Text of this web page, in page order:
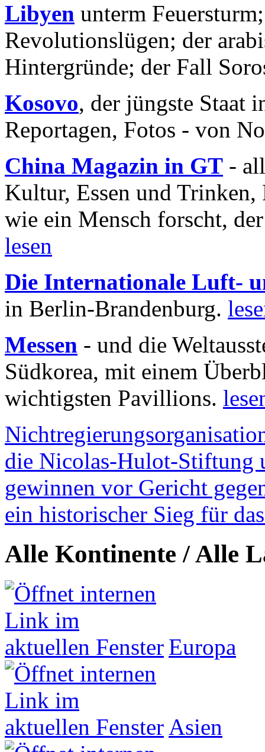
Libyen unterm
Revolutionslügen; der
Hintergründe; der Fall
Kosovo, der jüngste Staat
Reportagen, Fotos - von
China Magazin in GT -
Kultur, Essen und
wie ein Mensch forscht,
lesen
Die Internationale Luft-
in Berlin-Brandenburg.
Messen - und die
Südkorea, mit einem
wichtigsten Pavillions.
die Nicolas-Hulot-Stiftung
gewinnen vor Gericht
ein historischer Sieg für
Alle Kontinente / Alle
Europa
Asien